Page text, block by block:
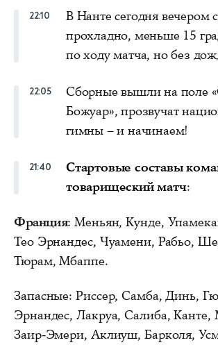
22:10
В Нанте сегодня вечером
прохладно, меньше 15
по ходу матча, но без
22:05
Сборные вышли на поле
Божуар», прозвучат
гимны – и начинаем!
21:40
Стартовые составы
товарищеский матч:
Франция: Меньян, Кунде,
Тео Эрнандес, Чуамени, Рабьо,
Тюрам, Мбаппе.
Запасные: Риссер, Самба, Динь,
Эрнандес, Лакруа, Салиба,
Заир-Эмери, Аклиуш, Барколя,